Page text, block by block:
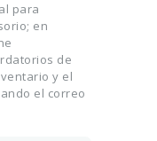
para
en
de
y el
el correo